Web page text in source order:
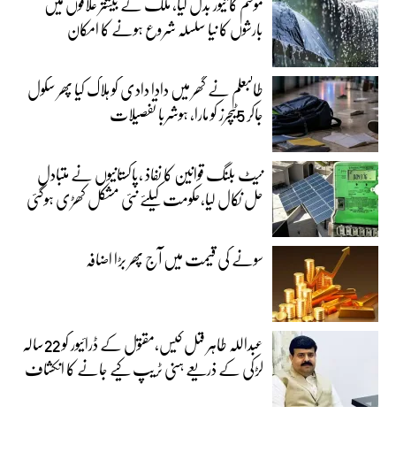
بارشوں کا نیا سلسلہ شروع ہونے کا امکان
طالبعلم نے گھر میں دادا دادی کو ہلاک کیا پھر سکول
جاکر 5ٹیچرز کو مارا، ہوشربا تفصیلات
نیٹ بلنگ قوانین کا نفاذ ،پاکستانیوں نے متبادل
حل نکال لیا،حکومت کیلئے نئی مشکل کھڑی ہوگئی
سونے کی قیمت میں آج پھر بڑا اضافہ
عبداللہ طاہر قتل کیس،مقتول کے ڈرائیور کو 22سالہ
لڑکی کے ذریعے ہنی ٹریپ کیے جانے کا انکشاف